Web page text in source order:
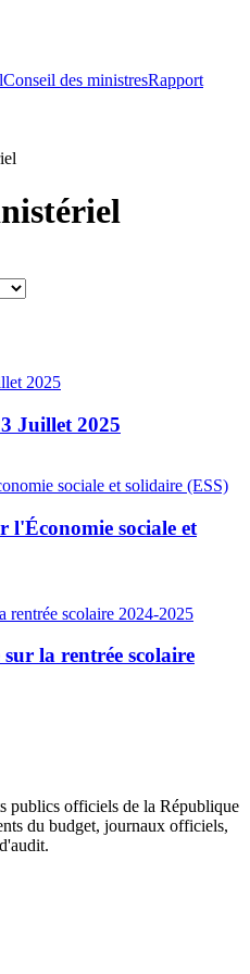
Conseil des ministresRapport
Juillet 2025
l'Économie sociale et
la rentrée scolaire
publics officiels de la République
du budget, journaux officiels,